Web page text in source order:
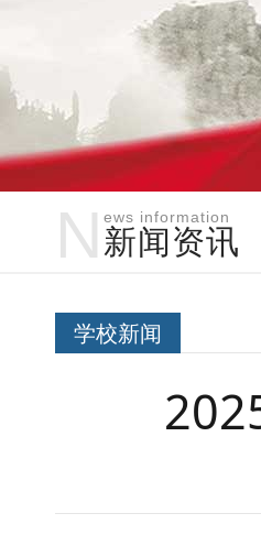
N ews information
新闻资讯
学校新闻